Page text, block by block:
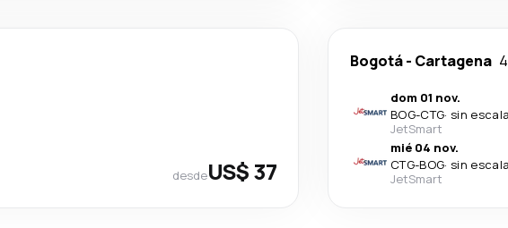
desdeUS$ 37
Bogotá- Cartagena
dom 01 nov.
BOG-CTG· sin escala
JetSmart
mié 04 nov.
CTG-BOG· sin escala
JetSmart